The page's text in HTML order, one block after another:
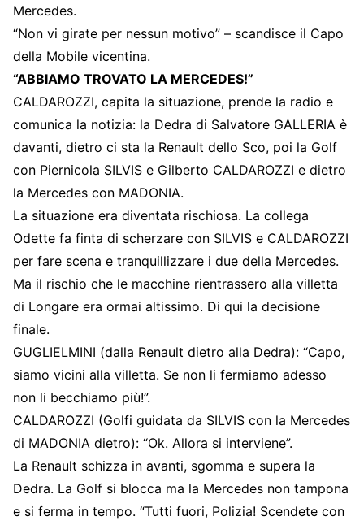
Mercedes.
“Non vi girate per nessun motivo” – scandisce il Capo
della Mobile vicentina.
“ABBIAMO TROVATO LA MERCEDES!”
CALDAROZZI, capita la situazione, prende la radio e
comunica la notizia: la Dedra di Salvatore GALLERIA è
davanti, dietro ci sta la Renault dello Sco, poi la Golf
con Piernicola SILVIS e Gilberto CALDAROZZI e dietro
la Mercedes con MADONIA.
La situazione era diventata rischiosa. La collega
Odette fa finta di scherzare con SILVIS e CALDAROZZI
per fare scena e tranquillizzare i due della Mercedes.
Ma il rischio che le macchine rientrassero alla villetta
di Longare era ormai altissimo. Di qui la decisione
finale.
GUGLIELMINI (dalla Renault dietro alla Dedra): “Capo,
siamo vicini alla villetta. Se non li fermiamo adesso
non li becchiamo più!”.
CALDAROZZI (Golfi guidata da SILVIS con la Mercedes
di MADONIA dietro): “Ok. Allora si interviene”.
La Renault schizza in avanti, sgomma e supera la
Dedra. La Golf si blocca ma la Mercedes non tampona
e si ferma in tempo. “Tutti fuori, Polizia! Scendete con